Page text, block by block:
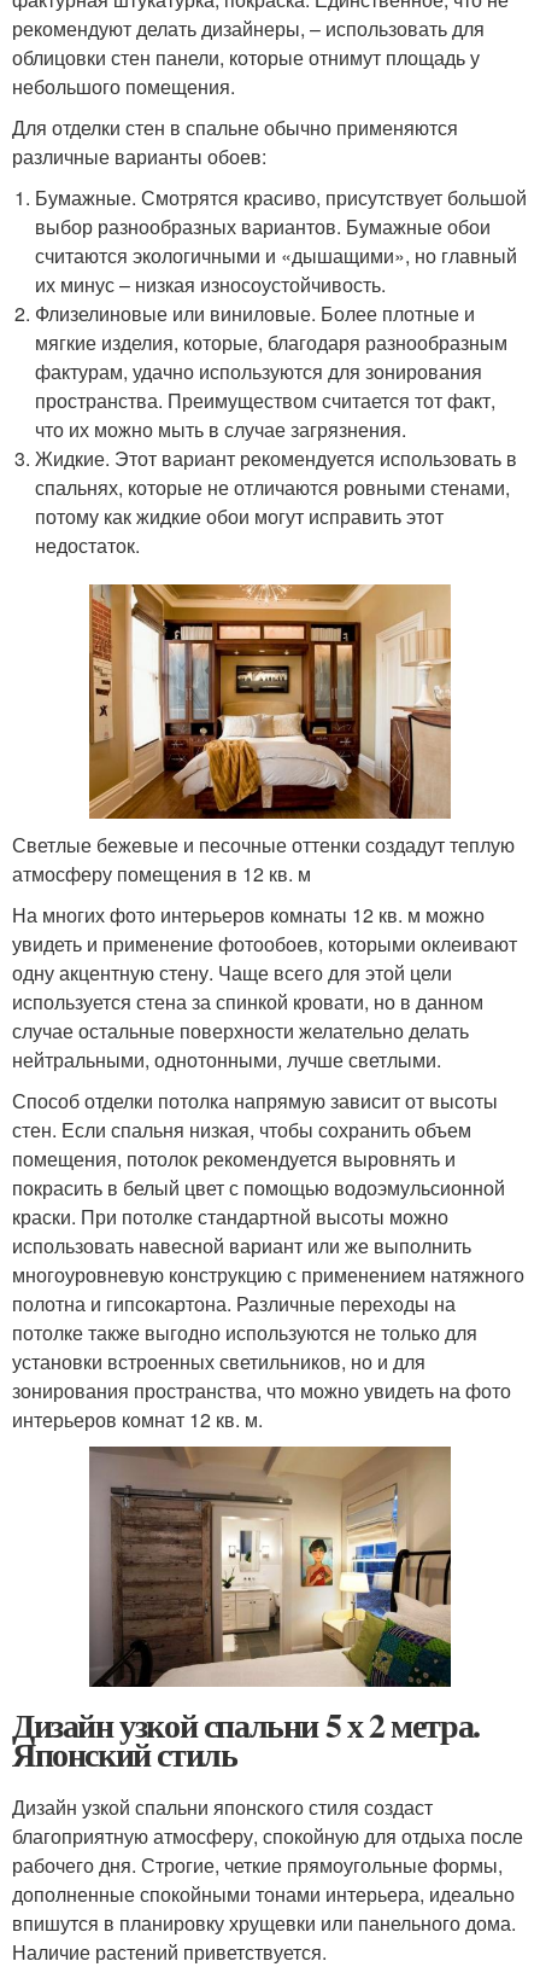
рекомендуют делать дизайнеры, – использовать для
облицовки стен панели, которые отнимут площадь у
небольшого помещения.
Для отделки стен в спальне обычно применяются
различные варианты обоев:
Бумажные. Смотрятся красиво, присутствует большой
выбор разнообразных вариантов. Бумажные обои
считаются экологичными и «дышащими», но главный
их минус – низкая износоустойчивость.
Флизелиновые или виниловые. Более плотные и
мягкие изделия, которые, благодаря разнообразным
фактурам, удачно используются для зонирования
пространства. Преимуществом считается тот факт,
что их можно мыть в случае загрязнения.
Жидкие. Этот вариант рекомендуется использовать в
спальнях, которые не отличаются ровными стенами,
потому как жидкие обои могут исправить этот
недостаток.
Светлые бежевые и песочные оттенки создадут теплую
атмосферу помещения в 12 кв. м
На многих фото интерьеров комнаты 12 кв. м можно
увидеть и применение фотообоев, которыми оклеивают
одну акцентную стену. Чаще всего для этой цели
используется стена за спинкой кровати, но в данном
случае остальные поверхности желательно делать
нейтральными, однотонными, лучше светлыми.
Способ отделки потолка напрямую зависит от высоты
стен. Если спальня низкая, чтобы сохранить объем
помещения, потолок рекомендуется выровнять и
покрасить в белый цвет с помощью водоэмульсионной
краски. При потолке стандартной высоты можно
использовать навесной вариант или же выполнить
многоуровневую конструкцию с применением натяжного
полотна и гипсокартона. Различные переходы на
потолке также выгодно используются не только для
установки встроенных светильников, но и для
зонирования пространства, что можно увидеть на фото
интерьеров комнат 12 кв. м.
Дизайн узкой спальни 5 х 2 метра.
Японский стиль
Дизайн узкой спальни японского стиля создаст
благоприятную атмосферу, спокойную для отдыха после
рабочего дня. Строгие, четкие прямоугольные формы,
дополненные спокойными тонами интерьера, идеально
впишутся в планировку хрущевки или панельного дома.
Наличие растений приветствуется.